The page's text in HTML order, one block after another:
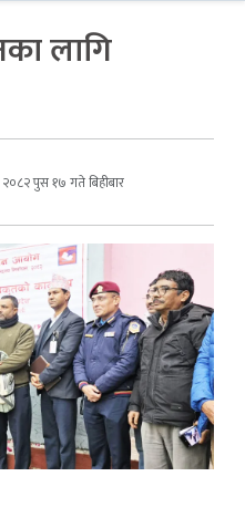
लागि
२०८२ पुस १७ गते बिहीबार